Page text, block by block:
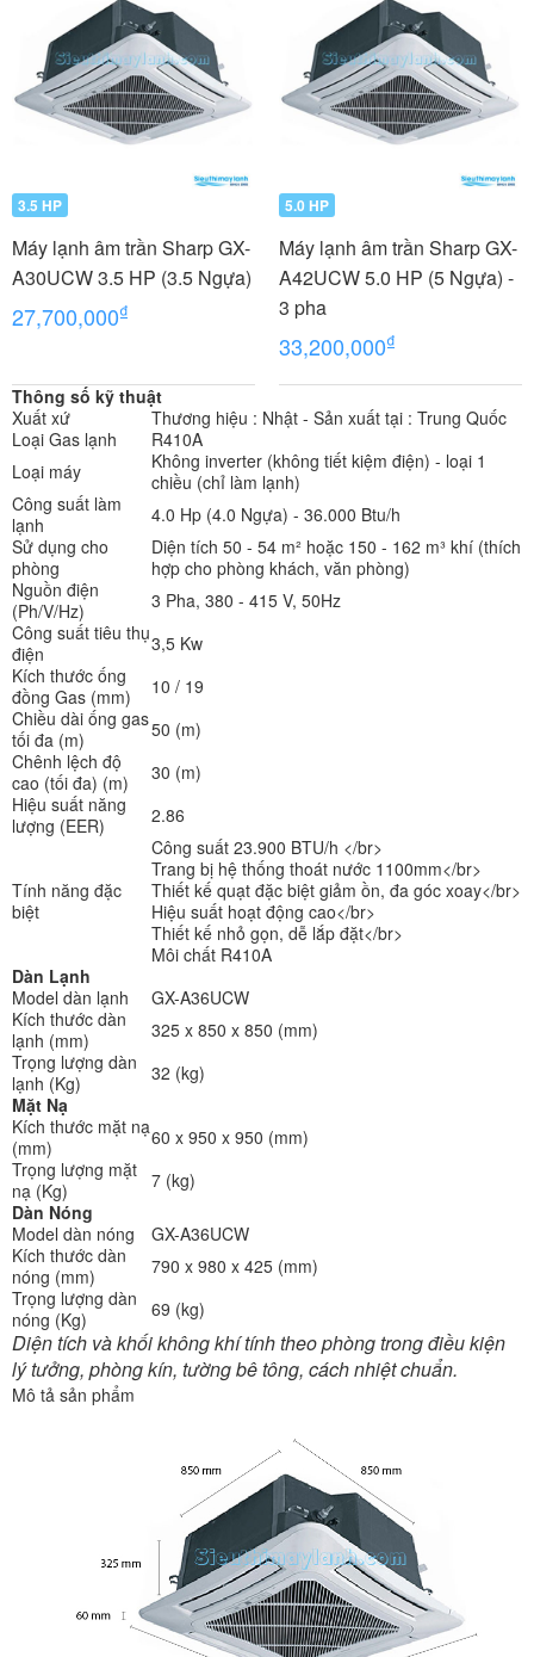
3.5 HP
Máy lạnh âm trần Sharp GX-
A30UCW 3.5 HP (3.5 Ngựa)
27,700,000₫
5.0 HP
Máy lạnh âm trần Sharp GX-
A42UCW 5.0 HP (5 Ngựa) -
3 pha
33,200,000₫
Thông số kỹ thuật
Xuất xứ
Thương hiệu : Nhật - Sản xuất tại : Trung Quốc
Loại Gas lạnh
R410A
Loại máy
Không inverter (không tiết kiệm điện) - loại 1
chiều (chỉ làm lạnh)
Công suất làm
lạnh
4.0 Hp (4.0 Ngựa) - 36.000 Btu/h
Sử dụng cho
phòng
Diện tích 50 - 54 m² hoặc 150 - 162 m³ khí (thích
hợp cho phòng khách, văn phòng)
Nguồn điện
(Ph/V/Hz)
3 Pha, 380 - 415 V, 50Hz
Công suất tiêu thụ
điện
3,5 Kw
Kích thước ống
đồng Gas (mm)
10 / 19
Chiều dài ống gas
tối đa (m)
50 (m)
Chênh lệch độ
cao (tối đa) (m)
30 (m)
Hiệu suất năng
lượng (EER)
2.86
Tính năng đặc
biệt
Công suất 23.900 BTU/h </br>
Trang bị hệ thống thoát nước 1100mm</br>
Thiết kế quạt đặc biệt giảm ồn, đa góc xoay</br>
Hiệu suất hoạt động cao</br>
Thiết kế nhỏ gọn, dễ lắp đặt</br>
Môi chất R410A
Dàn Lạnh
Model dàn lạnh
GX-A36UCW
Kích thước dàn
lạnh (mm)
325 x 850 x 850 (mm)
Trọng lượng dàn
lạnh (Kg)
32 (kg)
Mặt Nạ
Kích thước mặt nạ
(mm)
60 x 950 x 950 (mm)
Trọng lượng mặt
nạ (Kg)
7 (kg)
Dàn Nóng
Model dàn nóng
GX-A36UCW
Kích thước dàn
nóng (mm)
790 x 980 x 425 (mm)
Trọng lượng dàn
nóng (Kg)
69 (kg)
Diện tích và khối không khí tính theo phòng trong điều kiện
lý tưởng, phòng kín, tường bê tông, cách nhiệt chuẩn.
Mô tả sản phẩm